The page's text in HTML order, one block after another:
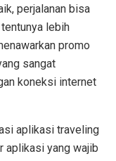
perjalanan bisa
lebih
promo
sangat
koneksi internet
aplikasi traveling
aplikasi yang wajib